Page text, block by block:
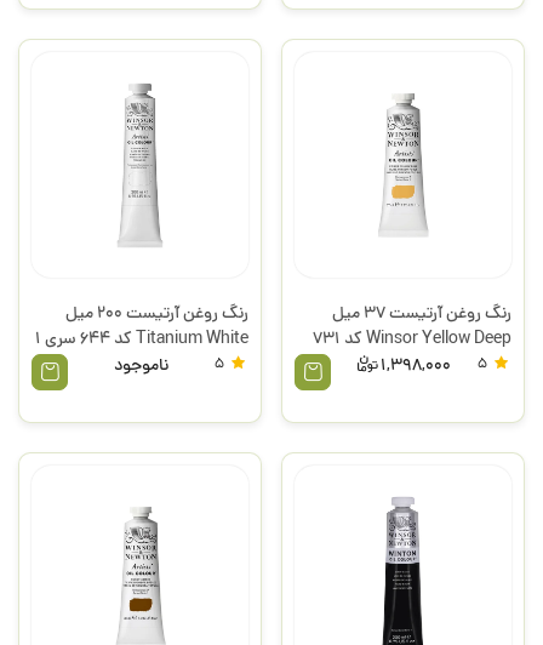
رنگ روغن آرتیست 37 میل
Winsor Yellow Deep کد 731
سری 2 وینزور
1,398,000
رنگ روغن آرتیست 200 میل
Titanium White کد 644 سری 1
وینزور
ناموجود